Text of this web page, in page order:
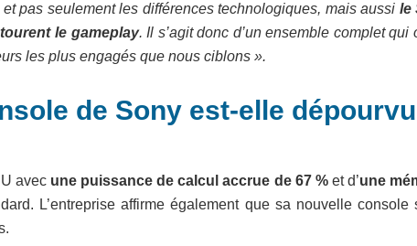
pas seulement les différences technologiques, mais aussi le
le gameplay. Il s’agit donc d’un ensemble complet qui
les plus engagés que nous ciblons ».
de Sony est-elle
avecune puissance de calcul accrue de 67 % et d’une
L’entreprise affirme également que sa nouvelle console